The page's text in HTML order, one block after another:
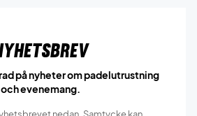
på nyheter om padelutrustning
och evenemang.